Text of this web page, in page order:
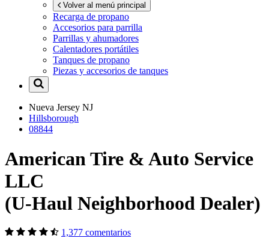
Volver al menú principal
Recarga de propano
Accesorios para parrilla
Parrillas y ahumadores
Calentadores portátiles
Tanques de propano
Piezas y accesorios de tanques
Nueva Jersey NJ
Hillsborough
08844
American Tire & Auto Service
LLC
(U-Haul Neighborhood Dealer)
1,377 comentarios